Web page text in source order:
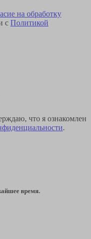
на обработку
с Политикой
что я ознакомлен
.
время.